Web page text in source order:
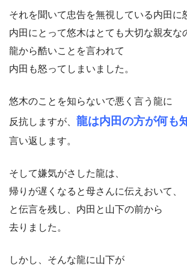
それを聞いて忠告を無視している内田に
内田にとって悠木はとても大切な親友な
龍から酷いことを言われて
内田も怒ってしまいました。
悠木のことを知らないで悪く言う龍に
反抗しますが、 龍は内田の方が何も
言い返します。
そして嫌気がさした龍は、
帰りが遅くなると母さんに伝えおいて、
と伝言を残し、内田と山下の前から
去りました。
しかし、そんな龍に山下が